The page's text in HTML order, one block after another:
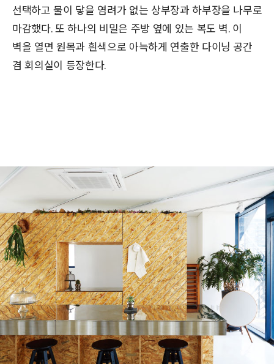
선택하고 물이 닿을 염려가 없는 상부장과 하부장을 나무로
마감했다. 또 하나의 비밀은 주방 옆에 있는 복도 벽. 이
벽을 열면 원목과 흰색으로 아늑하게 연출한 다이닝 공간
겸 회의실이 등장한다.